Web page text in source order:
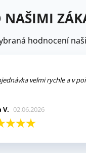
NAŠIMI
hodnocení
velmi rychle a v
V. 02.06.2026